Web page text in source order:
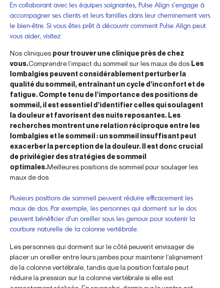
En collaborant avec les équipes soignantes, Pulse Align s’engage à
accompagner ses clients et leurs familles dans leur cheminement vers
le bien-être. Si vous êtes prêt à découvrir comment Pulse Align peut
vous aider, visitez
Nos cliniques pour trouver une clinique près de chez
vous.Comprendre l’impact du sommeil sur les maux de dos Les
lombalgies peuvent considérablement perturber la
qualité du sommeil, entraînant un cycle d’inconfort et de
fatigue. Compte tenu de l’importance des positions de
sommeil, il est essentiel d’identifier celles qui soulagent
la douleur et favorisent des nuits reposantes. Les
recherches montrent une relation réciproque entre les
lombalgies et le sommeil : un sommeil insuffisant peut
exacerber la perception de la douleur. Il est donc crucial
de privilégier des stratégies de sommeil
optimales.Meilleures positions de sommeil pour soulager les
maux de dos
Plusieurs positions de sommeil peuvent réduire efficacement les
maux de dos. Par exemple, les personnes qui dorment sur le dos
peuvent bénéficier d’un oreiller sous les genoux pour soutenir la
courbure naturelle de la colonne vertébrale.
Les personnes qui dorment sur le côté peuvent envisager de
placer un oreiller entre leurs jambes pour maintenir l’alignement
de la colonne vertébrale, tandis que la position fœtale peut
réduire la pression sur la colonne vertébrale si elle est